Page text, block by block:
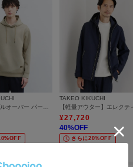
TAKEO KIKUCHI
¥27,720
40%OFF
さらに20%OFF